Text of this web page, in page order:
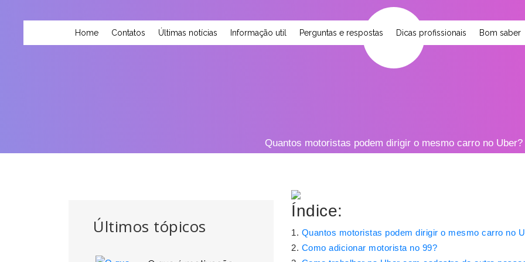
Home Contatos Últimas notícias Informação util Perguntas e respostas Dicas profissionais Bom saber
Quantos motoristas podem dirigir o mesmo carro no Uber?
Últimos tópicos
Índice:
Quantos motoristas podem dirigir o mesmo carro no
Como adicionar motorista no 99?